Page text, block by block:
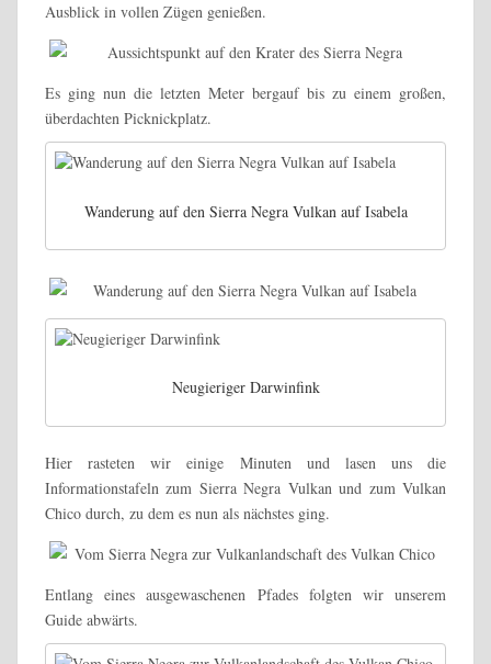
Ausblick in vollen Zügen genießen.
Es ging nun die letzten Meter bergauf bis zu einem großen,
überdachten Picknickplatz.
Wanderung auf den Sierra Negra Vulkan auf Isabela
Neugieriger Darwinfink
Hier rasteten wir einige Minuten und lasen uns die
Informationstafeln zum Sierra Negra Vulkan und zum Vulkan
Chico durch, zu dem es nun als nächstes ging.
Entlang eines ausgewaschenen Pfades folgten wir unserem
Guide abwärts.